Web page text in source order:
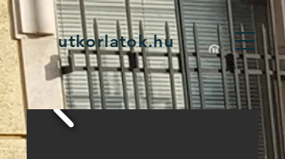
utkorlatok.hu